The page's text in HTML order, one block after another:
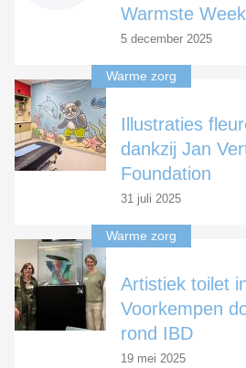
Warmste Week
5 december 2025
Warme zorg
Illustraties
dankzij Jan
Foundation
31 juli 2025
Warme zorg
Artistiek toilet
Voorkempen
rond IBD
19 mei 2025